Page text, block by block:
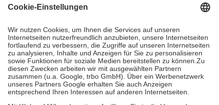
Grundsätzlich leisten Mitglieder Zuzahlungen in Höhe von zehn
höchstens zehn Euro.
Es sind jedoch nie mehr als die tatsächlichen
Kosten der Leistung zu entrichten.
Diese Regeln gelten grundsätzlich auch für Online-Apotheken.
Bei Heilmitteln und häuslicher Krankenpflege beträgt die
Zuzahlung zehn Prozent der Kosten sowie zehn Euro je
Verordnung.
Um das Engagement der Versicherten für ihre eigene Gesundheit zu
stärken und die besondere Stellung der Familie zu unterstützen,